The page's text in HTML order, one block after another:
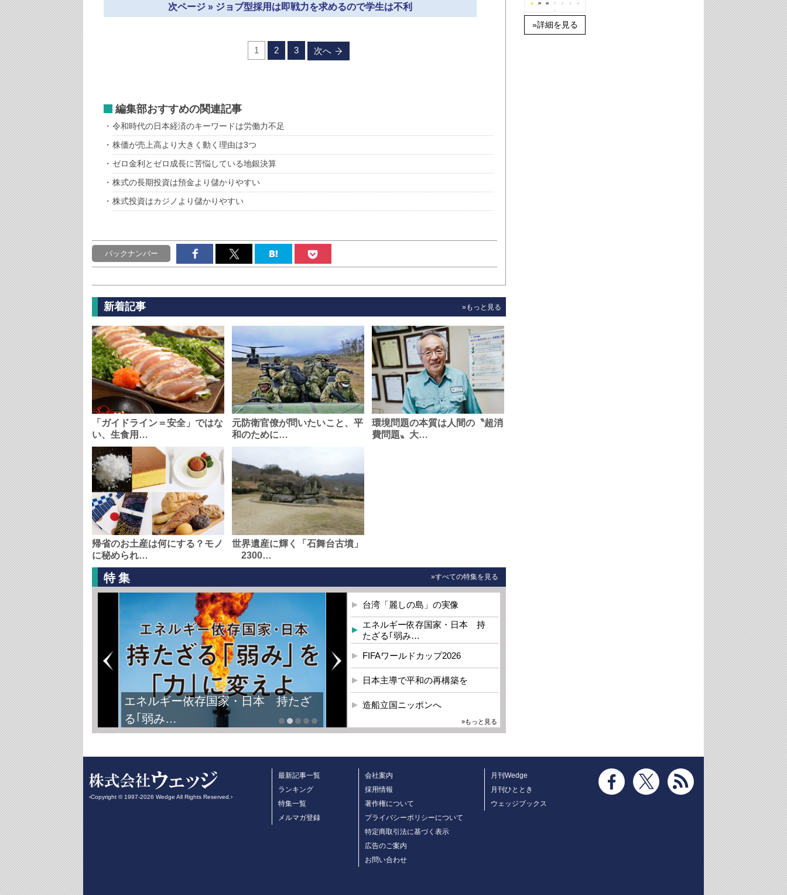
次ページ » ジョブ型採用は即戦力を求めるので学生は不利
1 2 3 次へ
編集部おすすめの関連記事
令和時代の日本経済のキーワードは労働力不足
株価が売上高より大きく動く理由は3つ
ゼロ金利とゼロ成長に苦悩している地銀決算
株式の長期投資は預金より儲かりやすい
株式投資はカジノより儲かりやすい
バックナンバー
新着記事 »もっと見る
「ガイドライン＝安全」ではな
い、生食用…
元防衛官僚が問いたいこと、平
和のために…
環境問題の本質は人間の〝超消
費問題〟大…
帰省のお土産は何にする？モノ
に秘められ…
世界遺産に輝く「石舞台古墳」
2300…
特集 »すべての特集を見る
エネルギー依存国家・日本 持たざ
る｢弱み…
台湾「麗しの島」の実像
エネルギー依存国家・日本 持
たざる｢弱み…
FIFAワールドカップ2026
日本主導で平和の再構築を
造船立国ニッポンへ
»もっと見る
»詳細を見る
‹Copyright © 1997-2026 Wedge All Rights Reserved.›
最新記事一覧
ランキング
特集一覧
メルマガ登録
会社案内
採用情報
著作権について
プライバシーポリシーについて
特定商取引法に基づく表示
広告のご案内
お問い合わせ
月刊Wedge
月刊ひととき
ウェッジブックス